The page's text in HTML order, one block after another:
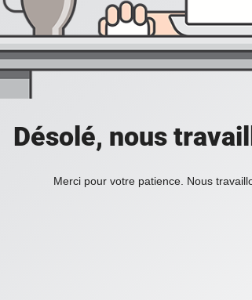
Désolé, nous
Merci pour votre patience. Nous